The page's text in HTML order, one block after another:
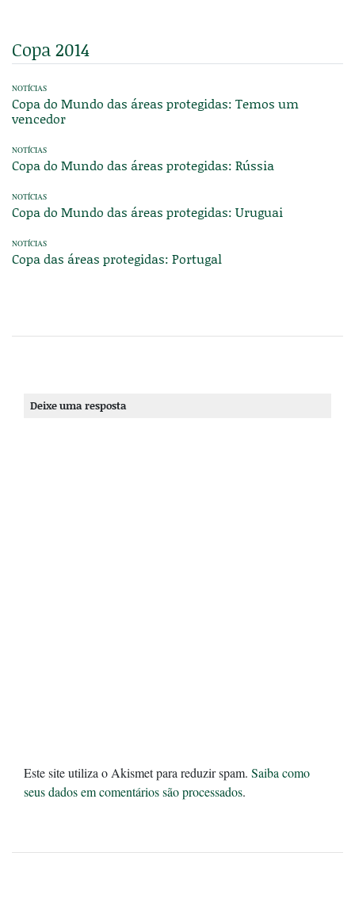
Copa 2014
NOTÍCIAS
Copa do Mundo das áreas protegidas: Temos um
vencedor
NOTÍCIAS
Copa do Mundo das áreas protegidas: Rússia
NOTÍCIAS
Copa do Mundo das áreas protegidas: Uruguai
NOTÍCIAS
Copa das áreas protegidas: Portugal
Deixe uma resposta
Este site utiliza o Akismet para reduzir spam. Saiba como
seus dados em comentários são processados.